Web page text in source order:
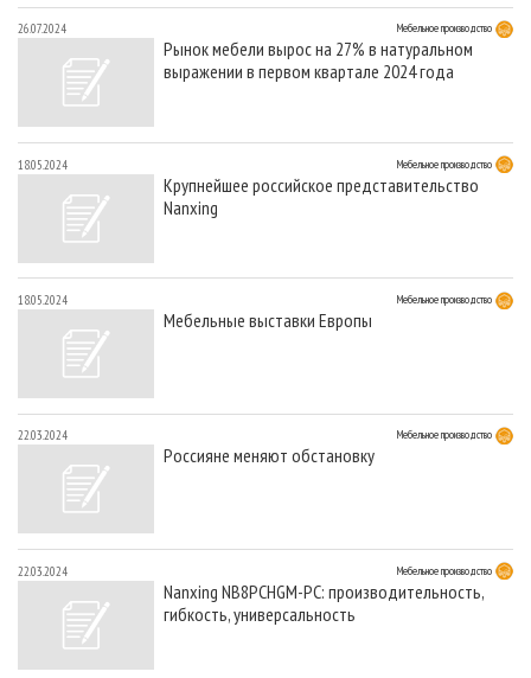
26.07.2024 Мебельное производство
Рынок мебели вырос на 27% в натуральном
выражении в первом квартале 2024 года
18.05.2024 Мебельное производство
Крупнейшее российское представительство
Nanxing
18.05.2024 Мебельное производство
Мебельные выставки Европы
22.03.2024 Мебельное производство
Россияне меняют обстановку
22.03.2024 Мебельное производство
Nanxing NB8PCHGM-PC: производительность,
гибкость, универсальность